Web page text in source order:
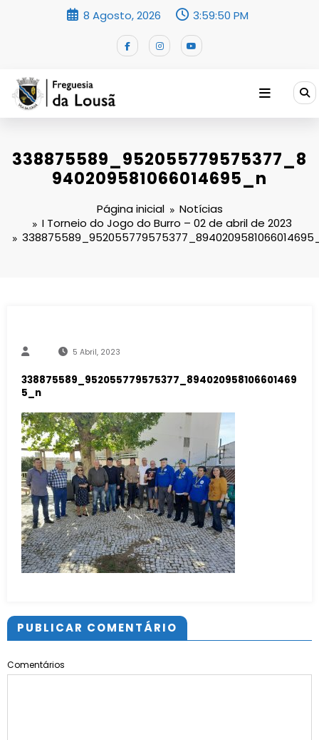
8 Agosto, 2026 3:59:51 PM
338875589_952055779575377_8
940209581066014695_n
Página inicial
Notícias
I Torneio do Jogo do Burro – 02 de abril de 2023
5 Abril, 2023
338875589_952055779575377_894020958106601469
5_n
PUBLICAR COMENTÁRIO
Comentários